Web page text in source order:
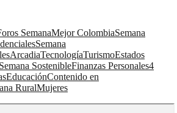
SemanaMejor ColombiaSemana
Semana
ArcadiaTecnologíaTurismoEstados
Semana SostenibleFinanzas Personales4
EducaciónContenido en
RuralMujeres